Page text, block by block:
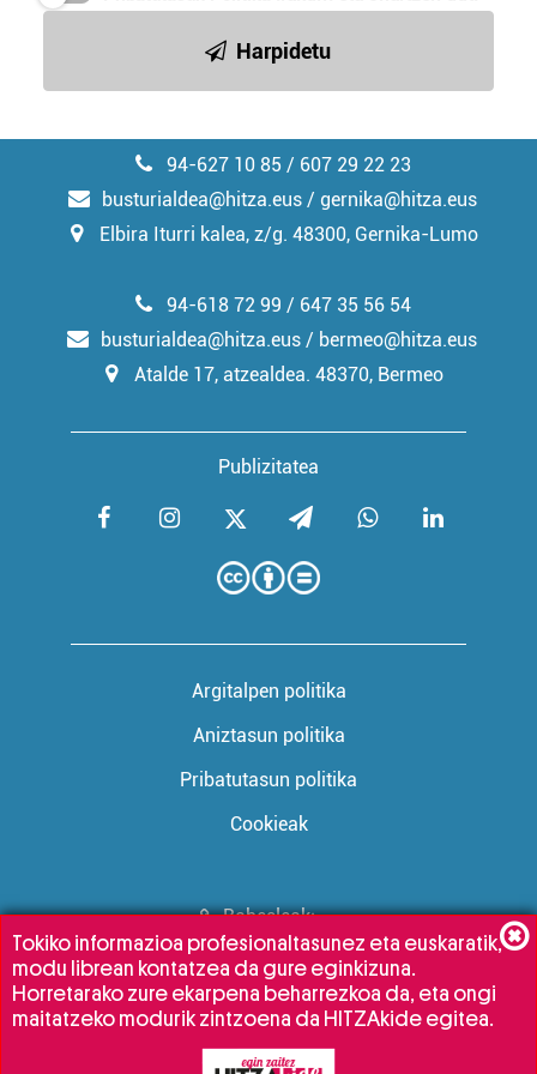
irakurri
Harpidetu
94-627 10 85 / 607 29 22 23
busturialdea@hitza.eus / gernika@hitza.eus
Elbira Iturri kalea, z/g. 48300, Gernika-Lumo
Publizitatea
94-618 72 99 / 647 35 56 54
busturialdea@hitza.eus / bermeo@hitza.eus
Atalde 17, atzealdea. 48370, Bermeo
Argitalpen politika
Aniztasun politika
Pribatutasun politika
Cookieak
Babesleak:
Tokiko informazioa profesionaltasunez eta euskaratik,
modu librean kontatzea da gure eginkizuna.
Horretarako zure ekarpena beharrezkoa da, eta ongi
maitatzeko modurik zintzoena da HITZAkide egitea.